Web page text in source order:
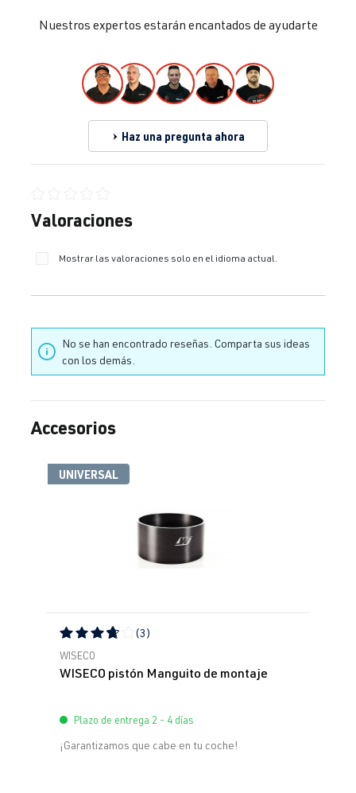
Nuestros expertos estarán encantados de ayudarte
Haz una pregunta ahora
Calificación promedio de 0 de 5 estrellas
Valoraciones
Mostrar las valoraciones solo en el idioma actual.
No se han encontrado reseñas. Comparta sus ideas
con los demás.
Omitir la galería de productos
Accesorios
UNIVERSAL
Calificación promedio de 3.67 de 5 estrellas
(3)
WISECO
WISECO pistón Manguito de montaje
Plazo de entrega 2 - 4 días
¡Garantizamos que cabe en tu coche!